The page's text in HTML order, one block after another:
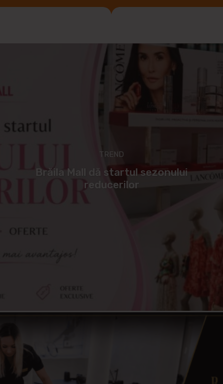
TREND
Brăila Mall dă startul sezonului
reducerilor